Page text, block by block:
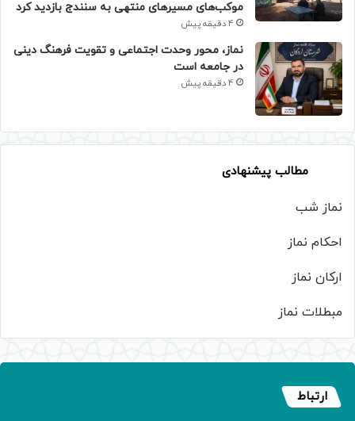
موکب‌های مسیرهای منتهی به سنندج بازدید کرد
4 دقیقه پیش
نماز، محور وحدت اجتماعی و تقویت فرهنگ دینی
در جامعه است
4 دقیقه پیش
مطالب پیشنهادی
نماز شب
احکام نماز
ارکان نماز
مبطلات نماز
ارتباط